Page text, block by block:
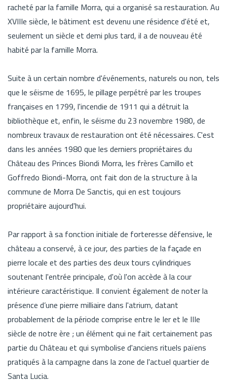
racheté par la famille Morra, qui a organisé sa restauration. Au
XVIIIe siècle, le bâtiment est devenu une résidence d'été et,
seulement un siècle et demi plus tard, il a de nouveau été
habité par la famille Morra.
Suite à un certain nombre d'événements, naturels ou non, tels
que le séisme de 1695, le pillage perpétré par les troupes
françaises en 1799, l'incendie de 1911 qui a détruit la
bibliothèque et, enfin, le séisme du 23 novembre 1980, de
nombreux travaux de restauration ont été nécessaires. C'est
dans les années 1980 que les derniers propriétaires du
Château des Princes Biondi Morra, les frères Camillo et
Goffredo Biondi-Morra, ont fait don de la structure à la
commune de Morra De Sanctis, qui en est toujours
propriétaire aujourd'hui.
Par rapport à sa fonction initiale de forteresse défensive, le
château a conservé, à ce jour, des parties de la façade en
pierre locale et des parties des deux tours cylindriques
soutenant l'entrée principale, d'où l'on accède à la cour
intérieure caractéristique. Il convient également de noter la
présence d’une pierre milliaire dans l'atrium, datant
probablement de la période comprise entre le Ier et le IIIe
siècle de notre ère ; un élément qui ne fait certainement pas
partie du Château et qui symbolise d'anciens rituels païens
pratiqués à la campagne dans la zone de l'actuel quartier de
Santa Lucia.